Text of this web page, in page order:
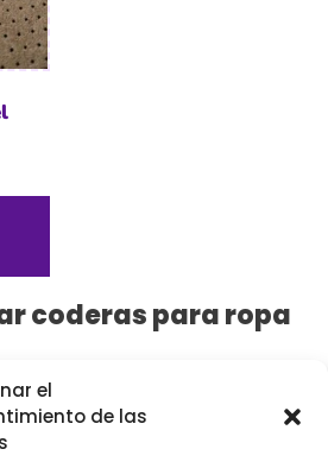
el
de las
coderas para ropa
son uno de los indispensables en
si se tienen peques en casa, ya
pantalones y las sudaderas